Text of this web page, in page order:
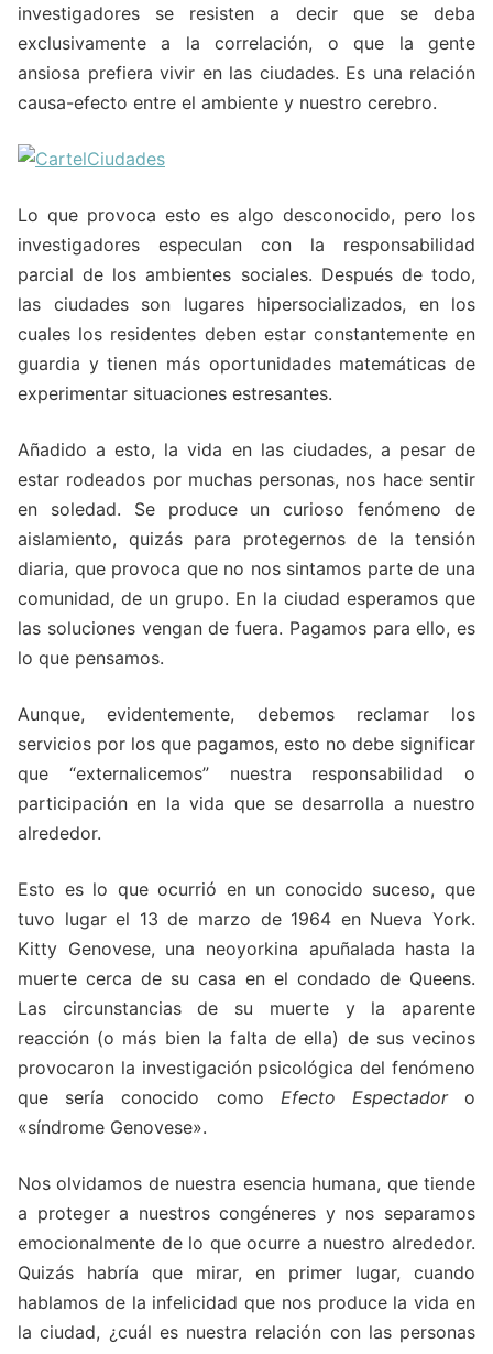
investigadores se resisten a decir que se deba
exclusivamente a la correlación, o que la gente
ansiosa prefiera vivir en las ciudades. Es una relación
causa-efecto entre el ambiente y nuestro cerebro.
Lo que provoca esto es algo desconocido, pero los
investigadores especulan con la responsabilidad
parcial de los ambientes sociales. Después de todo,
las ciudades son lugares hipersocializados, en los
cuales los residentes deben estar constantemente en
guardia y tienen más oportunidades matemáticas de
experimentar situaciones estresantes.
Añadido a esto, la vida en las ciudades, a pesar de
estar rodeados por muchas personas, nos hace sentir
en soledad. Se produce un curioso fenómeno de
aislamiento, quizás para protegernos de la tensión
diaria, que provoca que no nos sintamos parte de una
comunidad, de un grupo. En la ciudad esperamos que
las soluciones vengan de fuera. Pagamos para ello, es
lo que pensamos.
Aunque, evidentemente, debemos reclamar los
servicios por los que pagamos, esto no debe significar
que “externalicemos” nuestra responsabilidad o
participación en la vida que se desarrolla a nuestro
alrededor.
Esto es lo que ocurrió en un conocido suceso, que
tuvo lugar el 13 de marzo de 1964 en Nueva York.
Kitty Genovese, una neoyorkina apuñalada hasta la
muerte cerca de su casa en el condado de Queens.
Las circunstancias de su muerte y la aparente
reacción (o más bien la falta de ella) de sus vecinos
provocaron la investigación psicológica del fenómeno
que sería conocido como Efecto Espectadoro
«síndrome Genovese».
Nos olvidamos de nuestra esencia humana, que tiende
a proteger a nuestros congéneres y nos separamos
emocionalmente de lo que ocurre a nuestro alrededor.
Quizás habría que mirar, en primer lugar, cuando
hablamos de la infelicidad que nos produce la vida en
la ciudad, ¿cuál es nuestra relación con las personas